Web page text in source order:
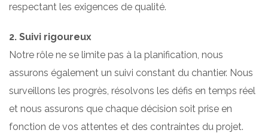
respectant les exigences de qualité.
2. Suivi rigoureux
Notre rôle ne se limite pas à la planification, nous
assurons également un suivi constant du chantier. Nous
surveillons les progrès, résolvons les défis en temps réel
et nous assurons que chaque décision soit prise en
fonction de vos attentes et des contraintes du projet.